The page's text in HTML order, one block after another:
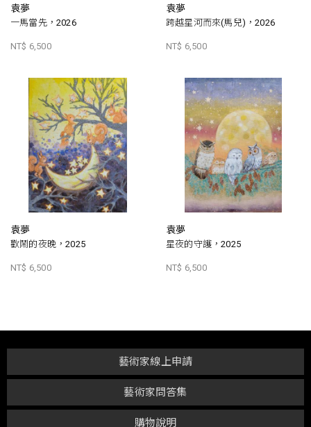
袁夢
一馬當先，2026
NT$ 6,500
袁夢
跨越星河而來(馬兒)，2026
NT$ 6,500
袁夢
歡鬧的夜晚，2025
NT$ 6,500
袁夢
星夜的守護，2025
NT$ 6,500
購物說明
藝術家問答集
藝術家線上申請